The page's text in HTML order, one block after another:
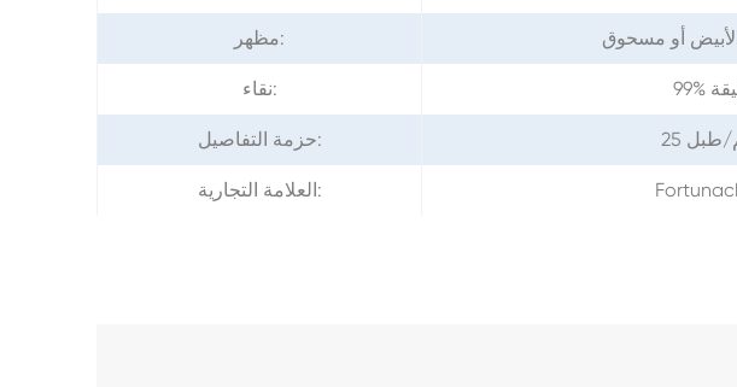
مظهر: أو مسحوق
نقاء:
حزمة التفاصيل: طبل
العلامة التجارية: